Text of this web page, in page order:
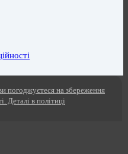
погоджуєтеся на збереження
Деталі в політиці